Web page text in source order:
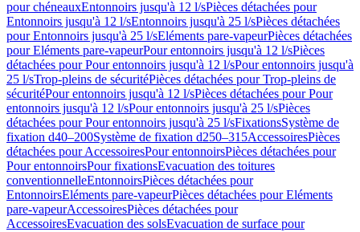
pour chéneauxEntonnoirs jusqu'à 12 l/sPièces détachées pour
Entonnoirs jusqu'à 12 l/sEntonnoirs jusqu'à 25 l/sPièces détachées
pour Entonnoirs jusqu'à 25 l/sEléments pare-vapeurPièces détachées
pour Eléments pare-vapeurPour entonnoirs jusqu'à 12 l/sPièces
détachées pour Pour entonnoirs jusqu'à 12 l/sPour entonnoirs jusqu'à
25 l/sTrop-pleins de sécuritéPièces détachées pour Trop-pleins de
sécuritéPour entonnoirs jusqu'à 12 l/sPièces détachées pour Pour
entonnoirs jusqu'à 12 l/sPour entonnoirs jusqu'à 25 l/sPièces
détachées pour Pour entonnoirs jusqu'à 25 l/sFixationsSystème de
fixation d40–200Système de fixation d250–315AccessoiresPièces
détachées pour AccessoiresPour entonnoirsPièces détachées pour
Pour entonnoirsPour fixationsEvacuation des toitures
conventionnelleEntonnoirsPièces détachées pour
EntonnoirsEléments pare-vapeurPièces détachées pour Eléments
pare-vapeurAccessoiresPièces détachées pour
AccessoiresEvacuation des solsEvacuation de surface pour